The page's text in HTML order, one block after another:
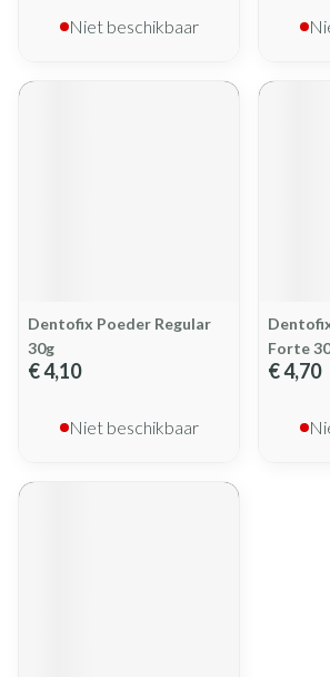
Niet beschikbaar
Dentofix Poeder Regular
30g
€ 4,10
Niet beschikbaar
Forte
€ 4,70